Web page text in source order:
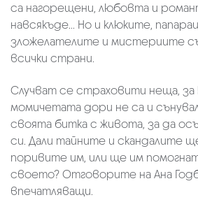
са нагорещени, любовта и
навсякъде... Но и клюките,
зложелателите и мистериите
всички страни.
Случват се страховити неща, за
момичетата дори не са и
своята битка с живота, за да
си. Дали тайните и скандалите
поривите им, или ще им
своето? Отговорите на Ана
впечатляващи.